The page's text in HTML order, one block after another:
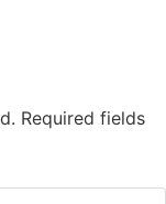
Required fields